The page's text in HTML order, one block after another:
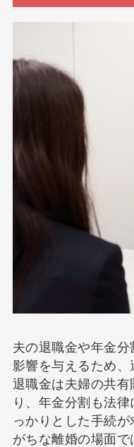
夫の退職金や年金
影響を与えるため、
退職金は夫婦の共
り、年金分割も法
っかりとした手続
がちな離婚の場面